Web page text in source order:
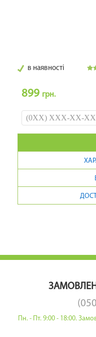
в наявності
899 грн.
Пн. - Пт. 9:00 - 18:00.